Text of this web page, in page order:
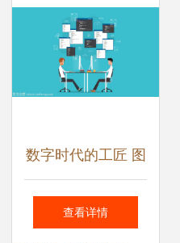
数字时代的工匠 图
形设计与Web开发
查看详情